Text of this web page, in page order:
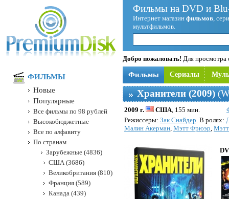
Фильмы на DVD и
Интернет магазин фильмов,
мультфильмов.
Добро пожаловать! Для просмотра
Фильмы Сериалы
Хранители (2009)
2009 г. США, 155 мин.
Режисcеры: Зак Снайдер. В ролях:
Малин Акерман, Мэтт Фрюэр,
ФИЛЬМЫ
Новые
Популярные
Все фильмы по 98 рублей
Высокобюджетные
Все по алфавиту
По странам
Зарубежные (4836)
США (3686)
Великобритания (810)
Франция (589)
Канада (439)